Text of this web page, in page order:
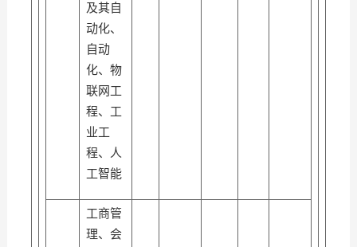
及其自
动化、
自动
化、物
联网工
程、工
业工
程、人
工智能
工商管
理、会